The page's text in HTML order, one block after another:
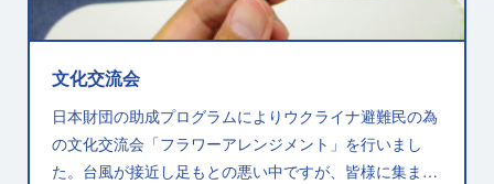
文化交流会
日本財団の助成プログラムによりウクライナ避難民の為
の文化交流会「フラワーアレンジメント」を行いまし
た。台風が接近し足もとの悪い中ですが、皆様に集ま…